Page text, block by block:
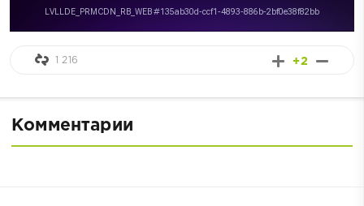
+2
1 216
Комментарии